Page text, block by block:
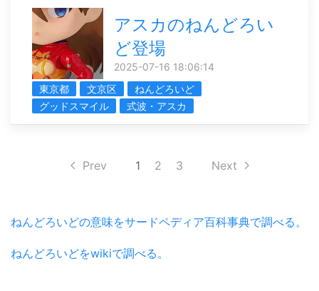
アスカのねんどろい
ど登場
2025-07-16 18:06:14
東京都
文京区
ねんどろいど
グッドスマイル
式波・アスカ
Prev 1 2 3 Next
ねんどろいどの意味をサードペディア百科事典で調べる。
ねんどろいどをwikiで調べる。